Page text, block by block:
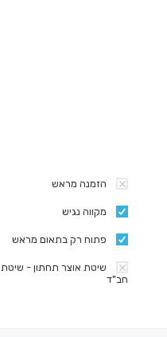
הזמנה מראש
מקווה נגיש
פתוח רק בתאום מראש
שיטת אוצר תחתון - שיטת
חב"ד